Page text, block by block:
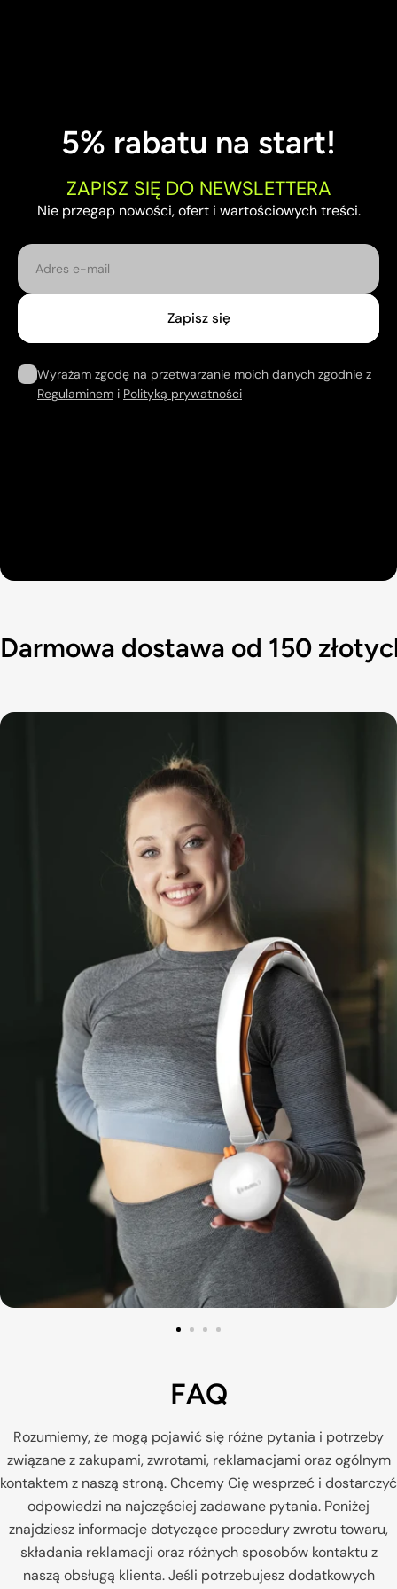
5% rabatu na start!
ZAPISZ SIĘ DO NEWSLETTERA
Nie przegap nowości, ofert i wartościowych treści.
E-mail
Zapisz się
Wyrażam zgodę na przetwarzanie moich danych zgodnie z
Regulaminem i Polityką prywatności
Darmowa dostawa od 150
FAQ
Rozumiemy, że mogą pojawić się różne pytania i potrzeby
związane z zakupami, zwrotami, reklamacjami oraz ogólnym
kontaktem z naszą stroną. Chcemy Cię wesprzeć i dostarczyć
odpowiedzi na najczęściej zadawane pytania. Poniżej
znajdziesz informacje dotyczące procedury zwrotu towaru,
składania reklamacji oraz różnych sposobów kontaktu z
naszą obsługą klienta. Jeśli potrzebujesz dodatkowych